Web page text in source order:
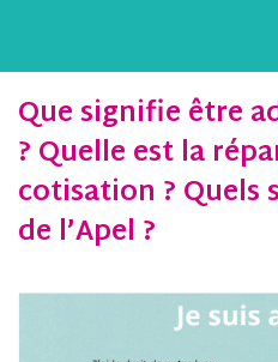
Que signifie être
? Quelle est la
cotisation ? Quels
de l’Apel ?